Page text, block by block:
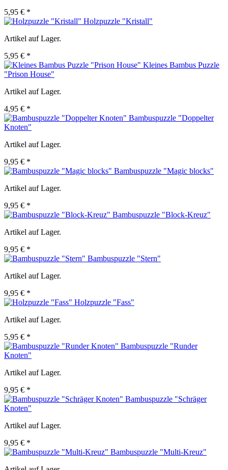
5,95 € *
Holzpuzzle "Kristall"
Artikel auf Lager.
5,95 € *
Kleines Bambus Puzzle
"Prison House"
Artikel auf Lager.
4,95 € *
Bambuspuzzle "Doppelter
Knoten"
Artikel auf Lager.
9,95 € *
Bambuspuzzle "Magic blocks"
Artikel auf Lager.
9,95 € *
Bambuspuzzle "Block-Kreuz"
Artikel auf Lager.
9,95 € *
Bambuspuzzle "Stern"
Artikel auf Lager.
9,95 € *
Holzpuzzle "Fass"
Artikel auf Lager.
5,95 € *
Bambuspuzzle "Runder
Knoten"
Artikel auf Lager.
9,95 € *
Bambuspuzzle "Schräger
Knoten"
Artikel auf Lager.
9,95 € *
Bambuspuzzle "Multi-Kreuz"